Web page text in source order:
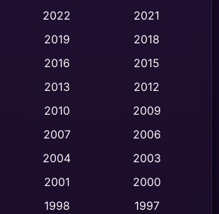
ลาสสิก (47)
(436)
กรรม (513)
2022
2021
2019
2018
2016
2015
2013
2012
2010
2009
2007
2006
2004
2003
2001
2000
1998
1997